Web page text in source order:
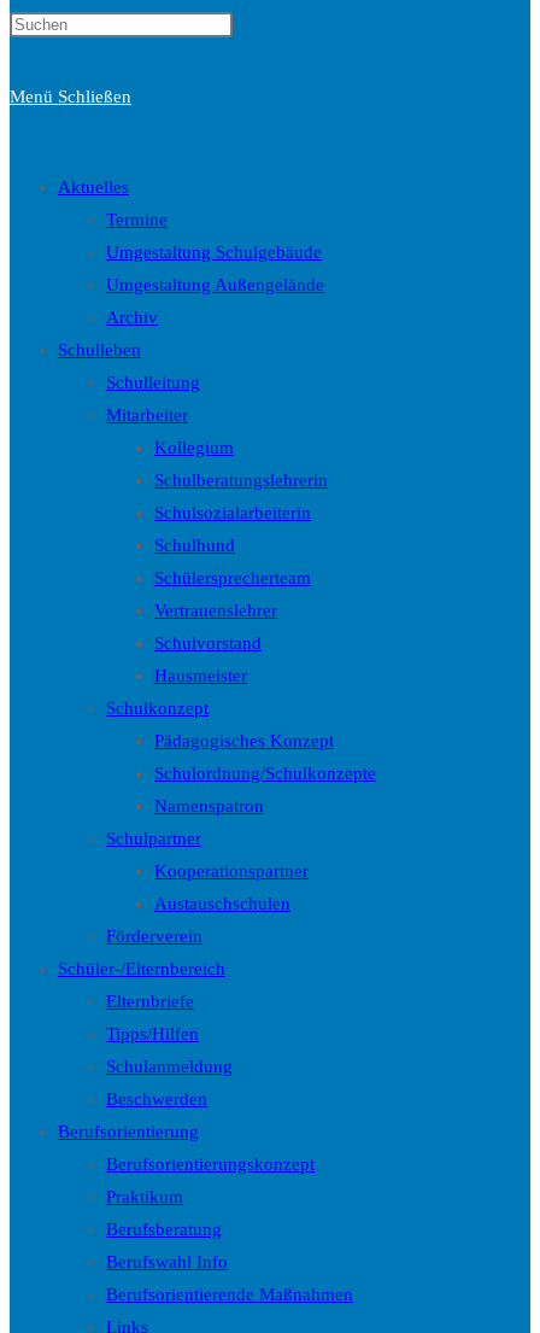
Menü Schließen
Aktuelles
Termine
Umgestaltung Schulgebäude
Umgestaltung Außengelände
Archiv
Schulleben
Schulleitung
Mitarbeiter
Kollegium
Schulberatungslehrerin
Schulsozialarbeiterin
Schulhund
Schülersprecherteam
Vertrauenslehrer
Schulvorstand
Hausmeister
Schulkonzept
Pädagogisches Konzept
Schulordnung/Schulkonzepte
Namenspatron
Schulpartner
Kooperationspartner
Austauschschulen
Förderverein
Schüler-/Elternbereich
Elternbriefe
Tipps/Hilfen
Schulanmeldung
Beschwerden
Berufsorientierung
Berufsorientierungskonzept
Praktikum
Berufsberatung
Berufswahl Info
Berufsorientierende Maßnahmen
Links